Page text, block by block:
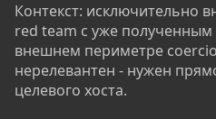
Контекст: исключительно
red team с уже
внешнем периметре
нерелевантен - нужен
целевого хоста.